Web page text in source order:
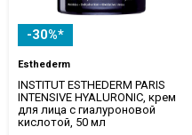
-30%*
Esthederm
INSTITUT ESTHEDERM PARIS
INTENSIVE HYALURONIC, крем
для лица с гиалуроновой
кислотой, 50 мл